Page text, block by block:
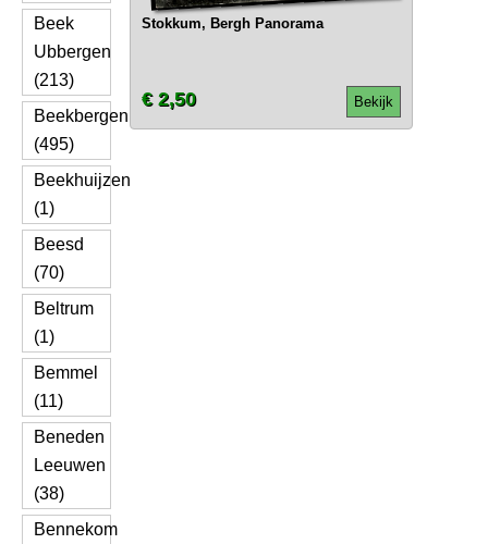
Beek
Ubbergen
(213)
Beekbergen
(495)
Beekhuijzen
(1)
Beesd
(70)
Beltrum
(1)
Bemmel
(11)
Beneden
Leeuwen
(38)
Bennekom
Stokkum, Bergh Panorama
Bekijk
€ 2,50